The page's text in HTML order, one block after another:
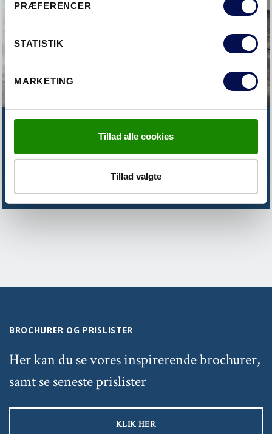
PRÆFERENCER
STATISTIK
MARKETING
Tillad alle cookies
Tillad valgte
FINDER DU IKKE DET DU SØGER?
BROCHURER OG PRISLISTER
Her kan du se vores inspirerende brochurer,
samt se seneste prislister
KLIK HER